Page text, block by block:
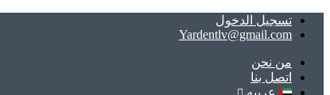
تسجيل الدخول
Yardentlv@gmail.com
ﻣﻦ ﻧﺤﻦ
اتصل بنا
عربيه